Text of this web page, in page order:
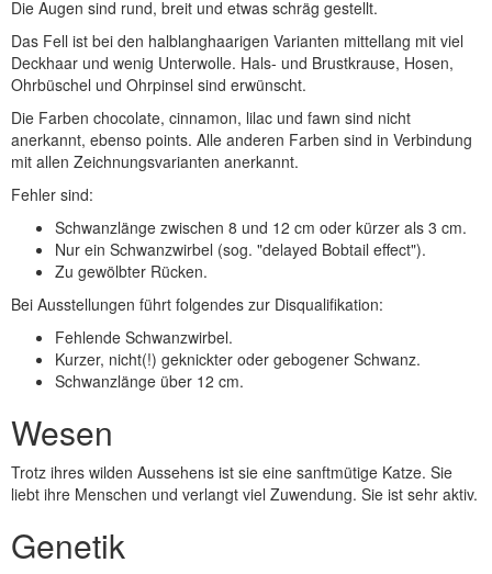
Die Augen sind rund, breit und etwas schräg gestellt.
Das Fell ist bei den halblanghaarigen Varianten mittellang mit viel
Deckhaar und wenig Unterwolle. Hals- und Brustkrause, Hosen,
Ohrbüschel und Ohrpinsel sind erwünscht.
Die Farben chocolate, cinnamon, lilac und fawn sind nicht
anerkannt, ebenso points. Alle anderen Farben sind in Verbindung
mit allen Zeichnungsvarianten anerkannt.
Fehler sind:
Schwanzlänge zwischen 8 und 12 cm oder kürzer als 3 cm.
Nur ein Schwanzwirbel (sog. "delayed Bobtail effect").
Zu gewölbter Rücken.
Bei Ausstellungen führt folgendes zur Disqualifikation:
Fehlende Schwanzwirbel.
Kurzer, nicht(!) geknickter oder gebogener Schwanz.
Schwanzlänge über 12 cm.
Wesen
Trotz ihres wilden Aussehens ist sie eine sanftmütige Katze. Sie
liebt ihre Menschen und verlangt viel Zuwendung. Sie ist sehr aktiv.
Genetik